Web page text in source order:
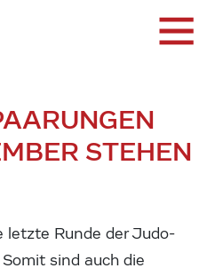
STEHEN
letzte Runde der Judo-
sind auch die